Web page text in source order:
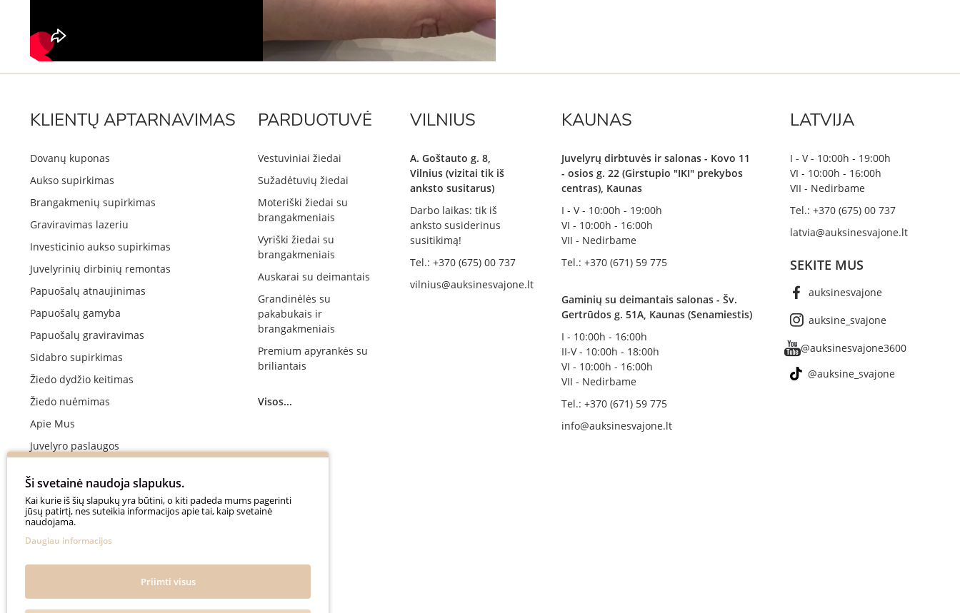
KLIENTŲ APTARNAVIMAS
Dovanų kuponas
Aukso supirkimas
Brangakmenių supirkimas
Graviravimas lazeriu
Investicinio aukso supirkimas
Juvelyrinių dirbinių remontas
Papuošalų atnaujinimas
Papuošalų gamyba
Papuošalų graviravimas
Sidabro supirkimas
Žiedo dydžio keitimas
Žiedo nuėmimas
Apie Mus
Juvelyro paslaugos
Sužadėtuvių žiedų gamyba
Apmokėjimas
Pristatymo terminai ir sąlygos
Dažniausiai užduodami klausimai
Naudinga Informacija
PARDUOTUVĖ
Vestuviniai žiedai
Sužadėtuvių žiedai
Moteriški žiedai su
brangakmeniais
Vyriški žiedai su
brangakmeniais
Auskarai su deimantais
Grandinėlės su
pakabukais ir
brangakmeniais
Premium apyrankės su
briliantais
Visos...
VILNIUS
A. Goštauto g. 8,
Vilnius (vizitai tik iš
anksto susitarus)
Darbo laikas: tik iš
anksto susiderinus
susitikimą!
Tel.: +370 (675) 00 737
vilnius@auksinesvajone.lt
KAUNAS
Juvelyrų dirbtuvės ir salonas - Kovo 11
- osios g. 22 (Girstupio "IKI" prekybos
centras), Kaunas
I - V - 10:00h - 19:00h
VI - 10:00h - 16:00h
VII - Nedirbame
Tel.: +370 (671) 59 775
Gaminių su deimantais salonas - Šv.
Gertrūdos g. 51A, Kaunas (Senamiestis)
I - 10:00h - 16:00h
II-V - 10:00h - 18:00h
VI - 10:00h - 16:00h
VII - Nedirbame
Tel.: +370 (671) 59 775
info@auksinesvajone.lt
LATVIJA
I - V - 10:00h - 19:00h
VI - 10:00h - 16:00h
VII - Nedirbame
Tel.: +370 (675) 00 737
latvia@auksinesvajone.lt
SEKITE MUS
auksinesvajone
auksine_svajone
@auksinesvajone3600
@auksine_svajone
Ši svetainė naudoja slapukus.
Kai kurie iš šių slapukų yra būtini, o kiti padeda mums pagerinti
jūsų patirtį, nes suteikia informacijos apie tai, kaip svetainė
naudojama.
Daugiau informacijos
Priimti visus